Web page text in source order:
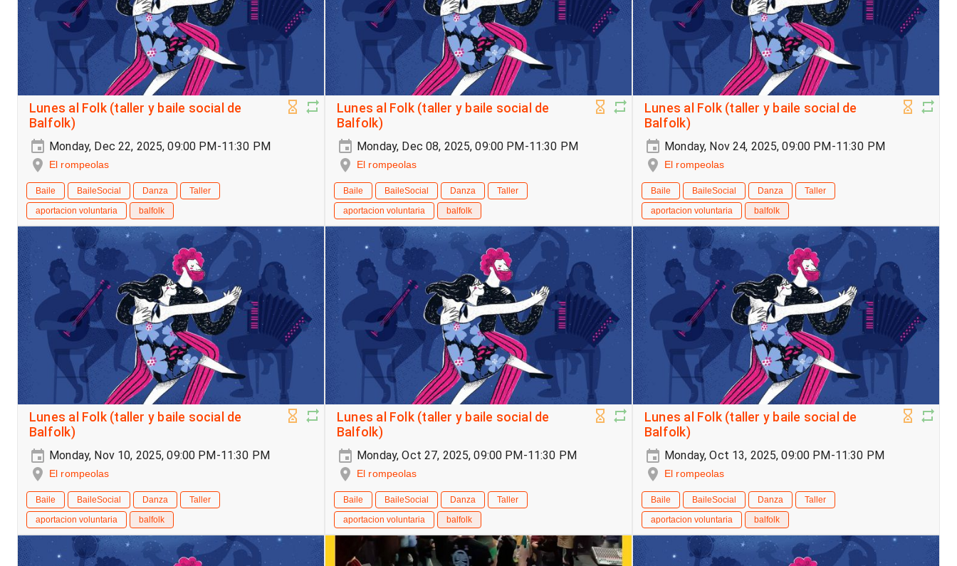
Lunes al Folk (taller y baile social de
Balfolk)
Monday, Dec 22, 2025, 09:00 PM-11:30 PM
El rompeolas
Baile BaileSocial Danza
Taller
aportacion voluntaria
balfolk
Lunes al Folk (taller y baile social de
Balfolk)
Monday, Dec 08, 2025, 09:00 PM-11:30 PM
El rompeolas
Baile BaileSocial Danza
Taller
aportacion voluntaria
balfolk
Lunes al Folk (taller y baile social de
Balfolk)
Monday, Nov 24, 2025, 09:00 PM-11:30 PM
El rompeolas
Baile BaileSocial Danza
Taller
aportacion voluntaria
balfolk
Lunes al Folk (taller y baile social de
Balfolk)
Monday, Nov 10, 2025, 09:00 PM-11:30 PM
El rompeolas
Baile BaileSocial Danza
Taller
aportacion voluntaria
balfolk
Lunes al Folk (taller y baile social de
Balfolk)
Monday, Oct 27, 2025, 09:00 PM-11:30 PM
El rompeolas
Baile BaileSocial Danza
Taller
aportacion voluntaria
balfolk
Lunes al Folk (taller y baile social de
Balfolk)
Monday, Oct 13, 2025, 09:00 PM-11:30 PM
El rompeolas
Baile BaileSocial Danza
Taller
aportacion voluntaria
balfolk